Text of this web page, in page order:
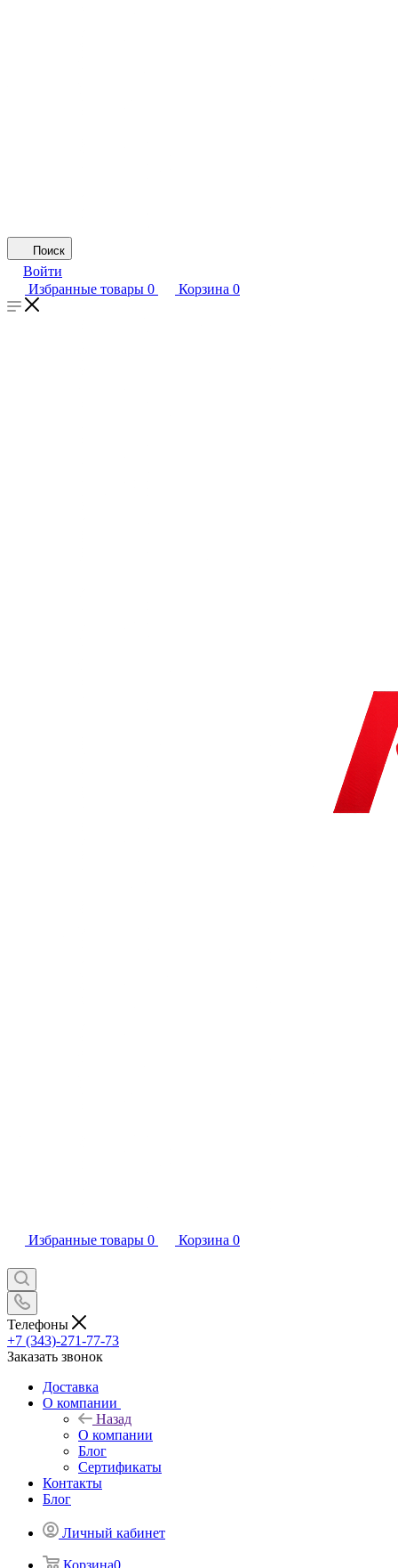
Поиск
Войти
Избранные товары 0 Корзина 0
Избранные товары 0 Корзина 0
Телефоны
+7 (343)-271-77-73
Заказать звонок
Доставка
О компании
Назад
О компании
Блог
Сертификаты
Контакты
Блог
Личный кабинет
Корзина0